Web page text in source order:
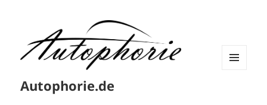
Autophorie.de